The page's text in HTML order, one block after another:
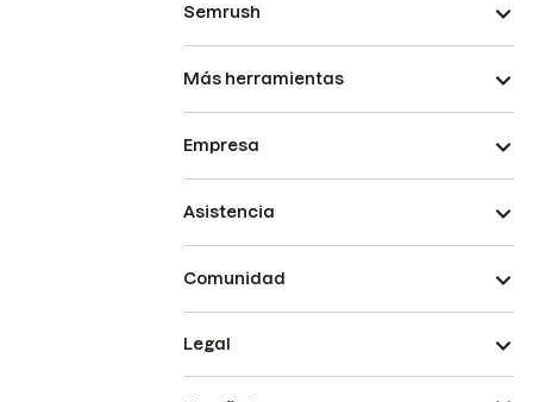
Semrush
Más herramientas
Empresa
Asistencia
Comunidad
Legal